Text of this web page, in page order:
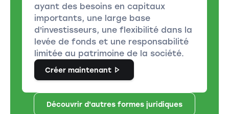
ayant des besoins en capitaux
importants, une large base
d'investisseurs, une flexibilité dans la
levée de fonds et une responsabilité
limitée au patrimoine de la société.
Créer maintenant
Découvrir d'autres formes juridiques